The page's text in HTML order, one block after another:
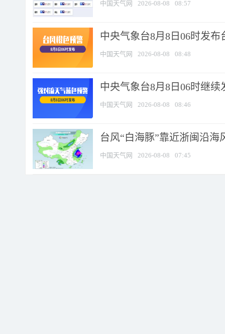
中国天气网 2026-08-08 08:57
中央气象台8月8日06时发布
中国天气网 2026-08-08 08:48
中央气象台8月8日06时继
中国天气网 2026-08-08 08:46
台风“白海豚”靠近浙闽沿
中国天气网 2026-08-08 07:45